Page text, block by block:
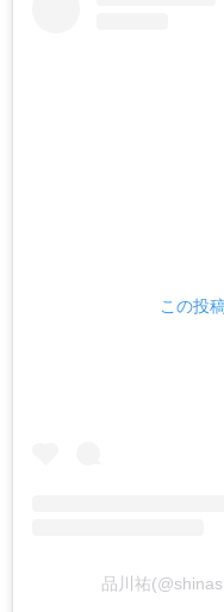
この投
品川祐